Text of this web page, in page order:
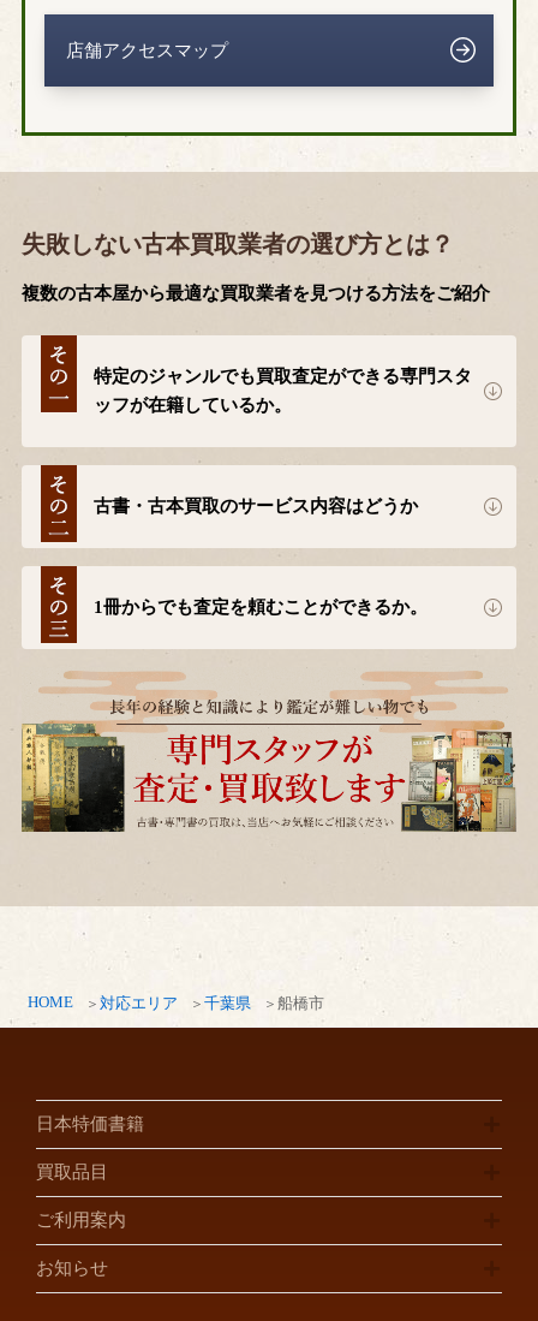
HOME 対応エリア 千葉県 船橋市
店舗アクセスマップ
失敗しない古本買取業者の選び方とは？
複数の古本屋から最適な買取業者を見つける方法をご紹介
特定のジャンルでも買取査定ができる専門スタ
ッフが在籍しているか。
古書・古本買取のサービス内容はどうか
1冊からでも査定を頼むことができるか。
日本特価書籍
買取品目
ご利用案内
お知らせ